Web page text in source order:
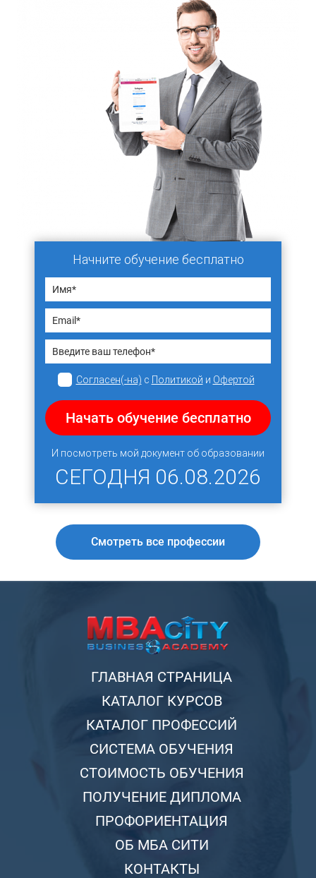
Начните обучение бесплатно
Согласен(-на) с Политикой и Офертой
Начать обучение бесплатно
И посмотреть мой документ об образовании
СЕГОДНЯ 06.08.2026
Смотреть все профессии
ГЛАВНАЯ СТРАНИЦА
КАТАЛОГ КУРСОВ
КАТАЛОГ ПРОФЕССИЙ
СИСТЕМА ОБУЧЕНИЯ
СТОИМОСТЬ ОБУЧЕНИЯ
ПОЛУЧЕНИЕ ДИПЛОМА
ПРОФОРИЕНТАЦИЯ
ОБ МБА СИТИ
КОНТАКТЫ